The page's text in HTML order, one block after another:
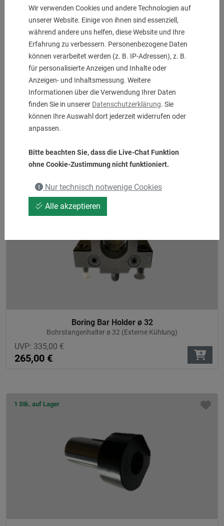
Wir verwenden Cookies und andere Technologien auf
unserer Website. Einige von ihnen sind essenziell,
während andere uns helfen, diese Website und Ihre
Erfahrung zu verbessern. Personenbezogene Daten
können verarbeitet werden (z. B. IP-Adressen), z. B.
für personalisierte Anzeigen und Inhalte oder
Anzeigen- und Inhaltsmessung. Weitere
Informationen über die Verwendung Ihrer Daten
finden Sie in unserer Datenschutzerklärung. Sie
können Ihre Auswahl dort jederzeit widerrufen oder
anpassen.
Bitte beachten Sie, dass die Live-Chat Funktion
ohne Cookie-Zustimmung nicht funktioniert.
Nur technisch notwenige Cookies
Alle akzeptieren
Turning Holder Forward
20 x 20 x 100 mm
156,00 €
Boring Bar Holder ø 32
Bohrstangenhalter ø 32 (Externe Kühlung)
UVP: 335,00 €
265,00 €
1 Stk. auf Lager